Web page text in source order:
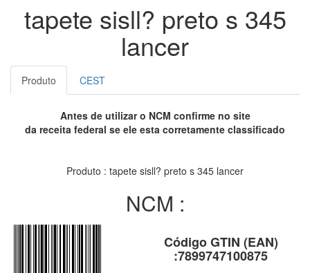
tapete sisll? preto s 345
lancer
Produto CEST
Antes de utilizar o NCM confirme no site
da receita federal se ele esta corretamente classificado
Produto : tapete sisll? preto s 345 lancer
NCM :
Código GTIN (EAN)
:7899747100875